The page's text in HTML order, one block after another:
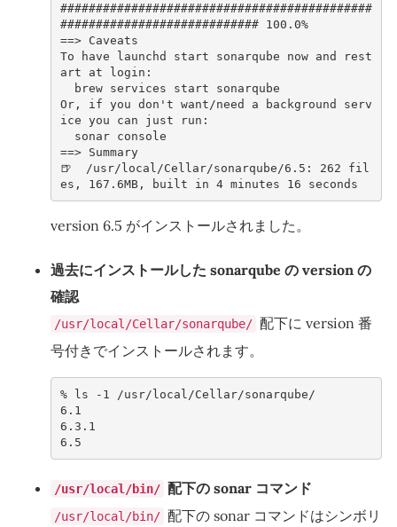
############################################
############################ 100.0%
==> Caveats
To have launchd start sonarqube now and rest
art at login:
  brew services start sonarqube
Or, if you don't want/need a background serv
ice you can just run:
  sonar console
==> Summary
🍺  /usr/local/Cellar/sonarqube/6.5: 262 fil
es, 167.6MB, built in 4 minutes 16 seconds
version 6.5 がインストールされました。
過去にインストールした sonarqube の version の
確認
/usr/local/Cellar/sonarqube/ 配下に version 番
号付きでインストールされます。
% ls -1
6.1
6.3.1
6.5
/usr/local/bin/ 配下の sonar コマンド
/usr/local/bin/ 配下の sonar コマンドはシンボリ